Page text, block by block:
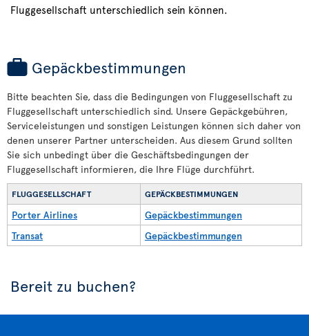
Fluggesellschaft unterschiedlich sein können.
Gepäckbestimmungen
Bitte beachten Sie, dass die Bedingungen von Fluggesellschaft zu
Fluggesellschaft unterschiedlich sind. Unsere Gepäckgebühren,
Serviceleistungen und sonstigen Leistungen können sich daher von
denen unserer Partner unterscheiden. Aus diesem Grund sollten
Sie sich unbedingt über die Geschäftsbedingungen der
Fluggesellschaft informieren, die Ihre Flüge durchführt.
FLUGGESELLSCHAFT GEPÄCKBESTIMMUNGEN
Porter Airlines
Gepäckbestimmungen
Transat
Gepäckbestimmungen
Bereit zu buchen?